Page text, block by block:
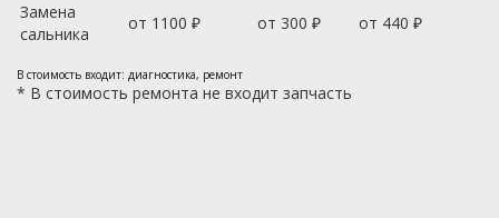
Замена
сальника
от 1100 ₽ от 300 ₽ от 440 ₽
В стоимость входит: диагностика, ремонт
* В стоимость ремонта не входит запчасть